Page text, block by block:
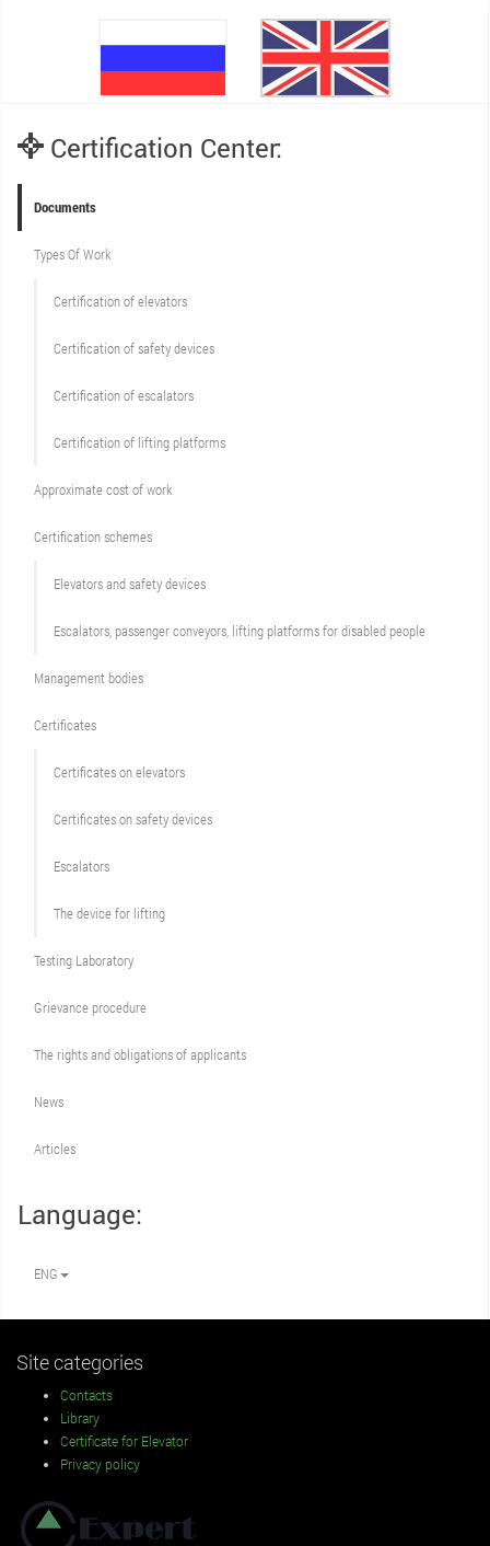
Certification Center:
Documents
Types Of Work
Сertification of elevators
Сertification of safety devices
Certification of escalators
Certification of lifting platforms
Approximate cost of work
Сertification schemes
Elevators and safety devices
Escalators, passenger conveyors, lifting platforms for disabled people
Management bodies
Certificates
Certificates on elevators
Certificates on safety devices
Escalators
The device for lifting
Testing Laboratory
Grievance procedure
The rights and obligations of applicants
News
Articles
Language:
ENG
Site categories
Contacts
Library
Certificate for Elevator
Privacy policy